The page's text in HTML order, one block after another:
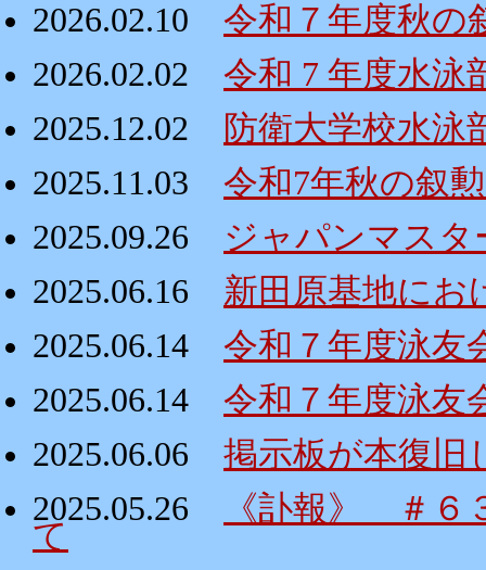
2026.02.10
令和７年度秋の
2026.02.02
令和 7 年度水泳
2025.12.02
防衛大学校水泳
2025.11.03
令和7年秋の叙
2025.09.26
ジャパンマスタ
2025.06.16
新田原基地にお
2025.06.14
令和７年度泳友
2025.06.14
令和７年度泳友
2025.06.06
掲示板が本復旧
2025.05.26
《訃報》 ＃６
て